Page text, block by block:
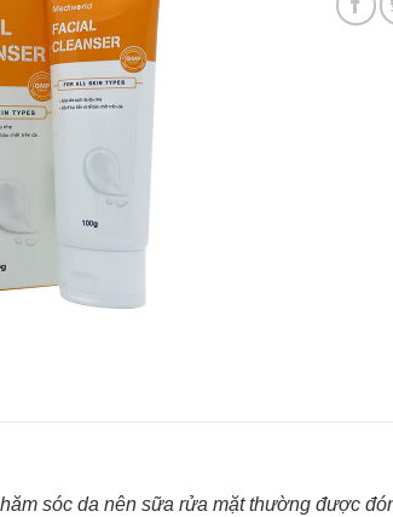
sóc da nên sữa rửa mặt thường được